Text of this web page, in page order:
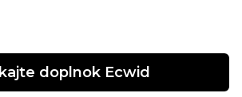
doplnok Ecwid